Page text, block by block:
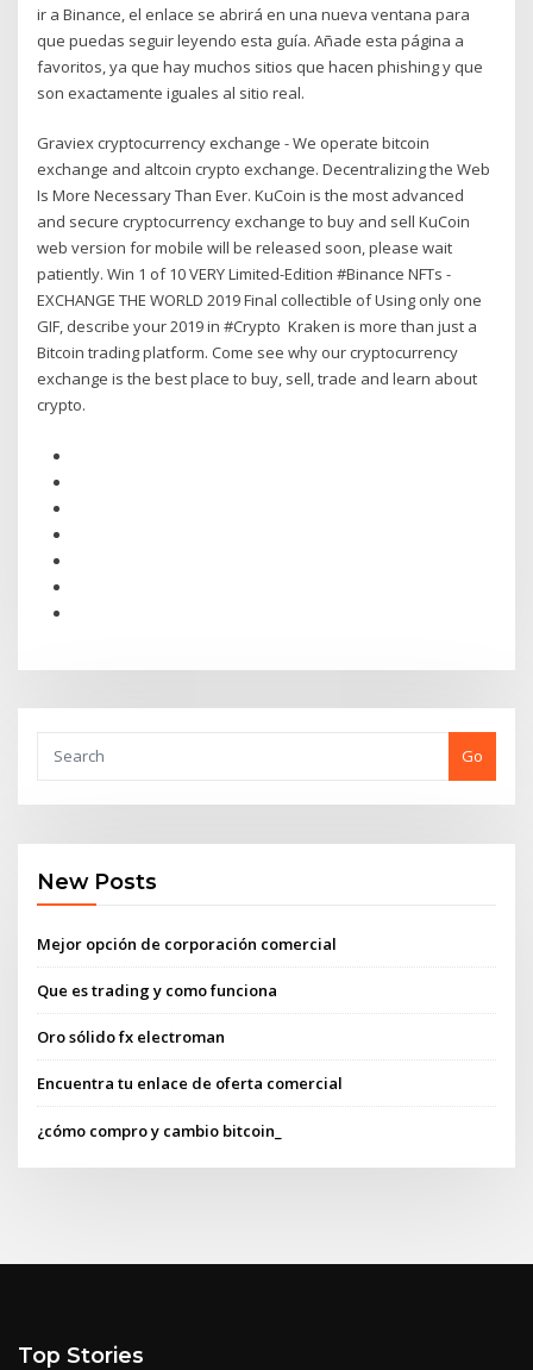
ir a Binance, el enlace se abrirá en una nueva ventana para
que puedas seguir leyendo esta guía. Añade esta página a
favoritos, ya que hay muchos sitios que hacen phishing y que
son exactamente iguales al sitio real.
Graviex cryptocurrency exchange - We operate bitcoin
exchange and altcoin crypto exchange. Decentralizing the Web
Is More Necessary Than Ever. KuCoin is the most advanced
and secure cryptocurrency exchange to buy and sell KuCoin
web version for mobile will be released soon, please wait
patiently. Win 1 of 10 VERY Limited-Edition #Binance NFTs -
EXCHANGE THE WORLD 2019 Final collectible of Using only one
GIF, describe your 2019 in #Crypto Kraken is more than just a
Bitcoin trading platform. Come see why our cryptocurrency
exchange is the best place to buy, sell, trade and learn about
crypto.
Go
New Posts
Mejor opción de corporación comercial
Que es trading y como funciona
Oro sólido fx electroman
Encuentra tu enlace de oferta comercial
¿cómo compro y cambio bitcoin_
Top Stories